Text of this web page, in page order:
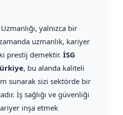
yalnızca bir
uzmanlık, kariyer
prestij demektir. İSG
, bu alanda kaliteli
sunarak sizi sektörde bir
İş sağlığı ve güvenliği
inşa etmek